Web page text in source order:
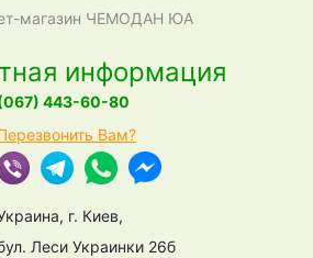
магазин ЧЕМОДАН ЮА
информация
443-60-80
Вам?
г. Киев,
Леси Украинки 26б